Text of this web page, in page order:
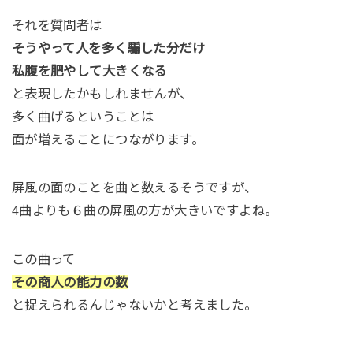
それを質問者は
そうやって人を多く騙した分だけ
私腹を肥やして大きくなる
と表現したかもしれませんが、
多く曲げるということは
面が増えることにつながります。
屏風の面のことを曲と数えるそうですが、
4曲よりも６曲の屏風の方が大きいですよね。
この曲って
その商人の能力の数
と捉えられるんじゃないかと考えました。